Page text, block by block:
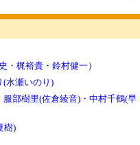
・梶裕貴・鈴村健一）
(水瀬いのり)
部樹里(佐倉綾音)・中村千鶴(早
樹)